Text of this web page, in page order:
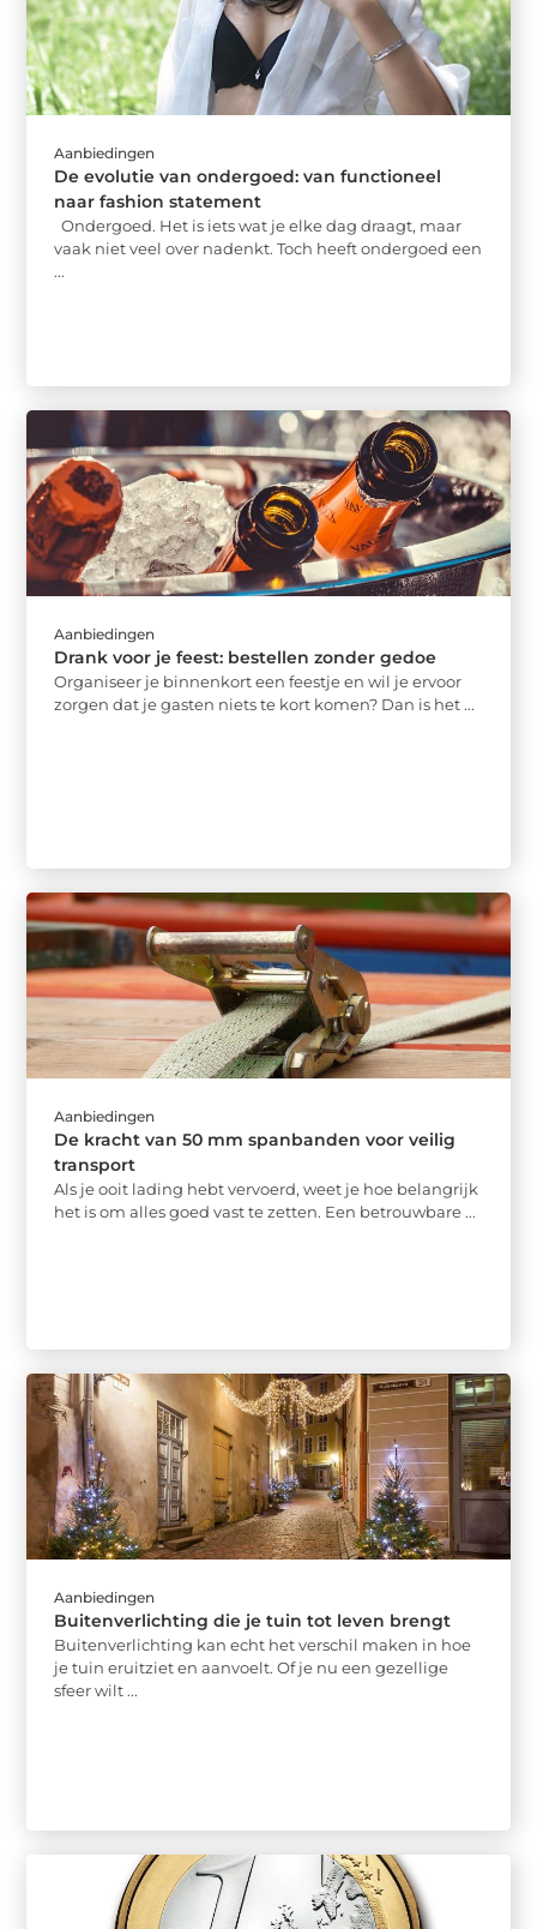
Aanbiedingen
De evolutie van ondergoed: van functioneel
naar fashion statement
Ondergoed. Het is iets wat je elke dag draagt, maar
vaak niet veel over nadenkt. Toch heeft ondergoed een
...
Aanbiedingen
Drank voor je feest: bestellen zonder gedoe
Organiseer je binnenkort een feestje en wil je ervoor
zorgen dat je gasten niets te kort komen? Dan is het ...
Aanbiedingen
De kracht van 50 mm spanbanden voor veilig
transport
Als je ooit lading hebt vervoerd, weet je hoe belangrijk
het is om alles goed vast te zetten. Een betrouwbare ...
Aanbiedingen
Buitenverlichting die je tuin tot leven brengt
Buitenverlichting kan echt het verschil maken in hoe
je tuin eruitziet en aanvoelt. Of je nu een gezellige
sfeer wilt ...